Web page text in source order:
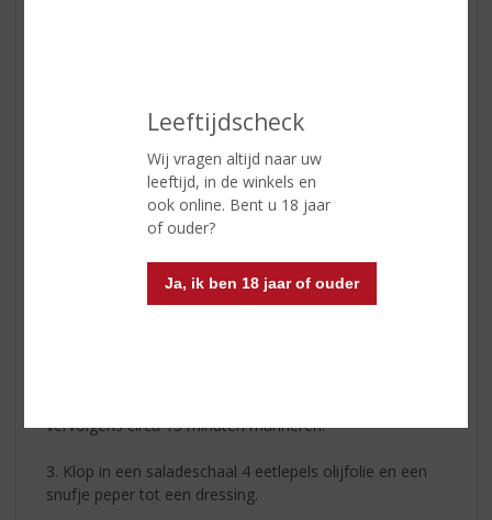
Leeftijdscheck
Wij vragen altijd naar uw
leeftijd, in de winkels en
ook online. Bent u 18 jaar
of ouder?
Ja, ik ben 18 jaar of ouder
tokbrood
Saladeschaal
Optioneel olijven
Voorbereiding
1. Pak een diep bord en doe hier 2.5 tl paprikapoeder,
2.5 tl Provençaalse kruiden, 1 teentje knoflook, snufje
peper/ zout en 2 eetlepels olijfolie in en meng dit door
vervolgens circa 15 minuten marineren.
3. Klop in een saladeschaal 4 eetlepels olijfolie en een
snufje peper tot een dressing.